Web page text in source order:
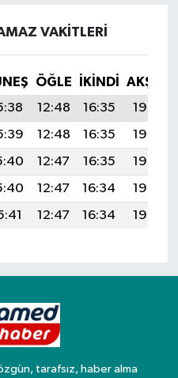
VAKITLERI
ÖĞLE İKINDI
AKŞAM
12:48 16:35
19:48
12:48 16:35
19:46
12:47 16:35
19:45
12:47 16:34
19:44
12:47 16:34 19:43
tarafsız, haber alma